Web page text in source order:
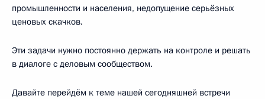
промышленности и населения, недопущение серьёзных
ценовых скачков.
Эти задачи нужно постоянно держать на контроле и решать
в диалоге с деловым сообществом.
Давайте перейдём к теме нашей сегодняшней встречи